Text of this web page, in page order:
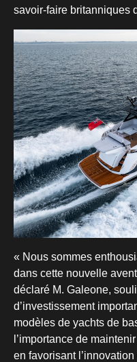
savoir-faire britanniques
« Nous sommes
dans cette nouvelle
déclaré M. Galeone,
d’investissement
modèles de yachts de
l’importance de
en favorisant